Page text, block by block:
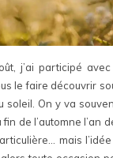
j’ai participé
le faire découvrir
soleil. On y va
de l’automne
mais